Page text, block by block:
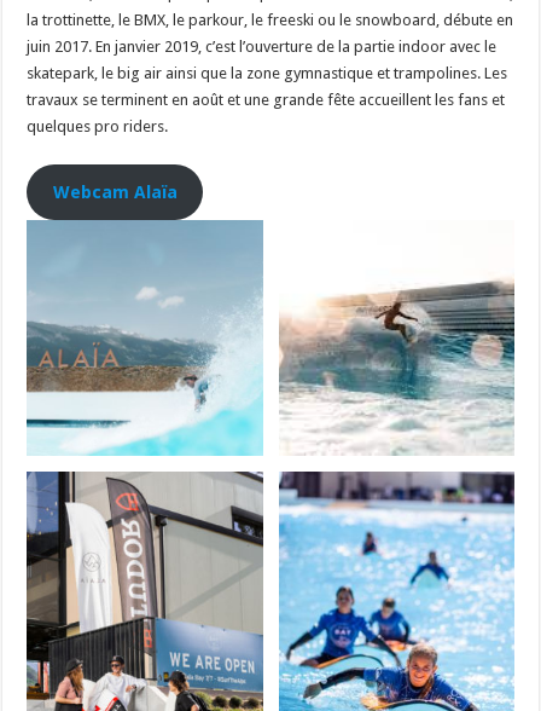
la trottinette, le BMX, le parkour, le freeski ou le snowboard, débute en
juin 2017. En janvier 2019, c’est l’ouverture de la partie indoor avec le
skatepark, le big air ainsi que la zone gymnastique et trampolines. Les
travaux se terminent en août et une grande fête accueillent les fans et
quelques pro riders.
Webcam Alaïa